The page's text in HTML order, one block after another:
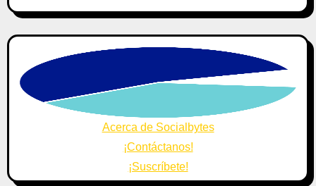
Acerca de Socialbytes
¡Contáctanos!
¡Suscríbete!